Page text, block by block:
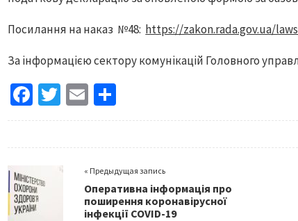
Посилання на наказ №48: https://zakon.rada.gov.ua/
За інформацією сектору комунікацій Головного
Fa
ce
o
k
T
wi
er
E
m
l
h
« Предыдущая запись
Оперативна інформація про
поширення коронавірусної
інфекції COVID-19